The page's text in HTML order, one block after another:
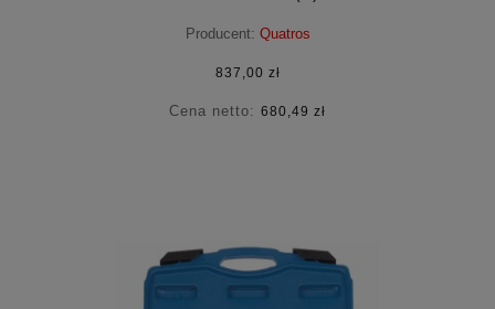
Producent: Quatros
837,00 zł
Cena netto: 680,49 zł